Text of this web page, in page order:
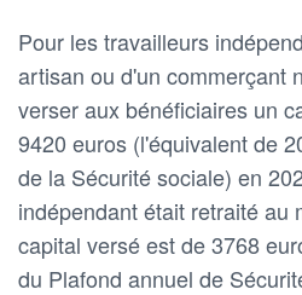
Pour les travailleurs
artisan ou d'un commerçant
verser aux bénéficiaires un
9420 euros (l'équivalent de
de la Sécurité sociale) en
indépendant était retraité au
capital versé est de 3768
du Plafond annuel de